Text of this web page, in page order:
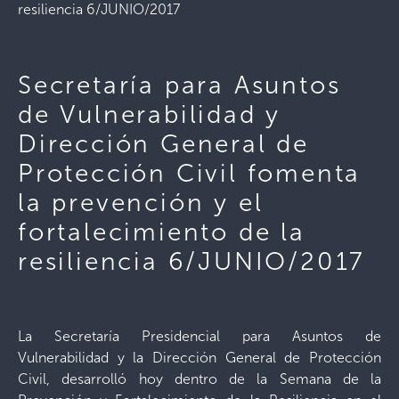
resiliencia 6/JUNIO/2017
Secretaría para Asuntos
de Vulnerabilidad y
Dirección General de
Protección Civil fomenta
la prevención y el
fortalecimiento de la
resiliencia 6/JUNIO/2017
La Secretaría Presidencial para Asuntos de
Vulnerabilidad y la Dirección General de Protección
Civil, desarrolló hoy dentro de la Semana de la